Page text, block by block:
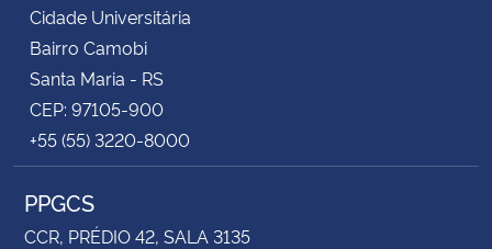
Cidade Universitária
Bairro Camobi
Santa Maria - RS
CEP: 97105-900
+55 (55) 3220-8000
PPGCS
CCR, PRÉDIO 42, SALA 3135